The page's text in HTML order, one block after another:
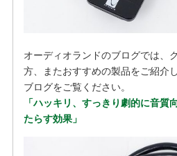
オーディオランドのブログでは、
方、またおすすめの製品をご紹介
ブログをご覧ください。
「ハッキリ、すっきり劇的に音質
たらす効果」